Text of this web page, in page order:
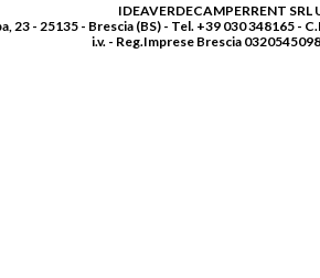
IDEAVERDECAMPERRENT SRL
23 - 25135 - Brescia (BS) - Tel. +39 030 348165 -
i.v. - Reg.Imprese Brescia